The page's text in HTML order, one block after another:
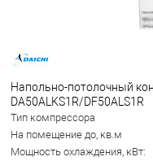
Напольно-потолочный
DA50ALKS1R/DF50ALS1R
Тип компрессора
На помещение до, кв.м
Мощность охлаждения, кВт: